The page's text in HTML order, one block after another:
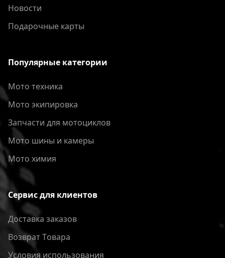
Новости
Подарочные карты
Популярные категории
Мото техника
Мото экипировка
Запчасти для мотоциклов
Мото шины и камеры
Мото химия
Сервис для клиентов
Доставка заказов
Bозврат Tовара
Условия использования